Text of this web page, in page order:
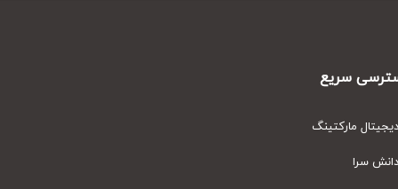
سریع
مارکتینگ
سرا